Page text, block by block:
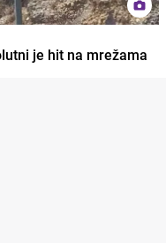
je hit na mrežama